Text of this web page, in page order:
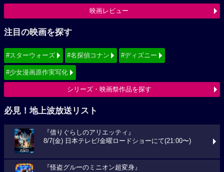
映画レビュー
注目の映画を探す
#スターウォーズ #名探偵コナン #ディズニー
#少女漫画原作実写化
シリーズ・映画祭作品を探す
必見！地上波放送リスト
『借りぐらしのアリエッティ』
8/7(金) 日本テレビ/金曜ロードショーにて(21:00〜)
『怪盗グルーのミニオン超変身』